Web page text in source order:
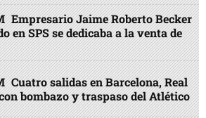
Empresario Jaime Roberto Becker
en SPS se dedicaba a la venta de
Cuatro salidas en Barcelona, Real
bombazo y traspaso del Atlético